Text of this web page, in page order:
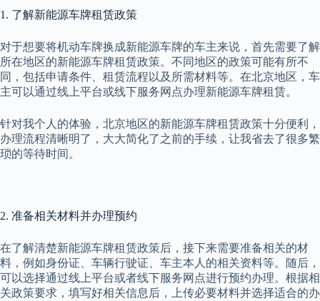
1. 了解新能源车牌租赁政策
对于想要将机动车牌换成新能源车牌的车主来说，首先需要了解
所在地区的新能源车牌租赁政策。不同地区的政策可能有所不
同，包括申请条件、租赁流程以及所需材料等。在北京地区，车
主可以通过线上平台或线下服务网点办理新能源车牌租赁。
针对我个人的体验，北京地区的新能源车牌租赁政策十分便利，
办理流程清晰明了，大大简化了之前的手续，让我省去了很多繁
琐的等待时间。
2. 准备相关材料并办理预约
在了解清楚新能源车牌租赁政策后，接下来需要准备相关的材
料，例如身份证、车辆行驶证、车主本人的相关资料等。随后，
可以选择通过线上平台或者线下服务网点进行预约办理。根据相
关政策要求，填写好相关信息后，上传必要材料并选择适合的办